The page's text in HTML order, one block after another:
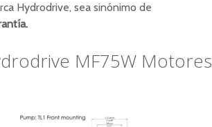
Hydrodrive, sea sinónimo de
MF75W Motores